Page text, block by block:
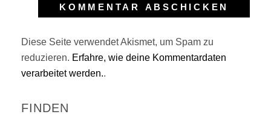
Diese Seite verwendet Akismet, um Spam zu
reduzieren. Erfahre, wie deine Kommentardaten
verarbeitet werden..
FINDEN